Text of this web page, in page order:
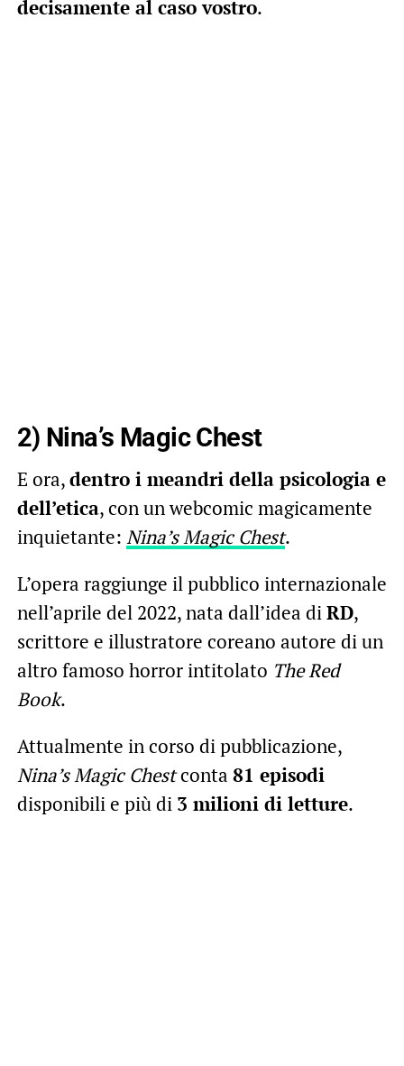
decisamente al caso vostro.
2) Nina’s Magic Chest
E ora,dentro i meandri della psicologia e
dell’etica, con un webcomic magicamente
inquietante: Nina’s Magic Chest.
L’opera raggiunge il pubblico internazionale
nell’aprile del 2022, nata dall’idea di RD,
scrittore e illustratore coreano autore di un
altro famoso horror intitolato The Red
Book.
Attualmente in corso di pubblicazione,
Nina’s Magic Chestconta 81 episodi
disponibili e più di 3 milioni di letture.